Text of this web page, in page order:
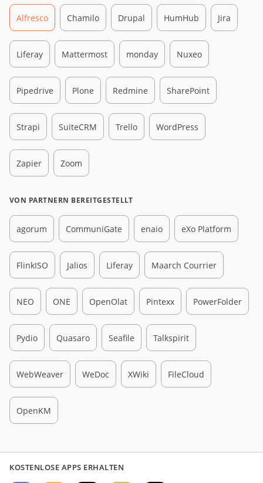
Alfresco Chamilo Drupal HumHub Jira
Liferay Mattermost monday Nuxeo
Pipedrive Plone Redmine SharePoint
Strapi SuiteCRM Trello WordPress
Zapier Zoom
VON PARTNERN BEREITGESTELLT
agorum CommuniGate enaio eXo Platform
FlinkISO Jalios Liferay Maarch Courrier
NEO ONE OpenOlat Pintexx PowerFolder
Pydio Quasaro Seafile Talkspirit
WebWeaver WeDoc XWiki FileCloud
OpenKM
KOSTENLOSE APPS ERHALTEN